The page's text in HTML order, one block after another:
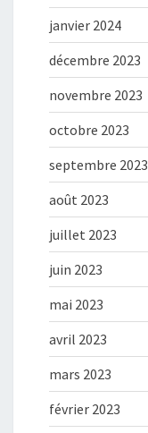
janvier 2024
décembre 2023
novembre 2023
octobre 2023
septembre 2023
août 2023
juillet 2023
juin 2023
mai 2023
avril 2023
mars 2023
février 2023